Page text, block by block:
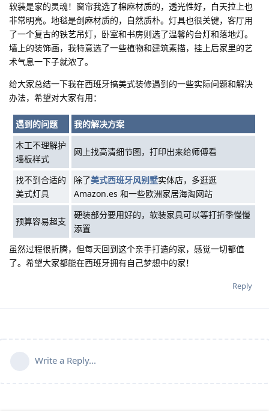
软装是家的灵魂！窗帘我选了棉麻材质的，透光性好，白天拉上也
非常明亮。地毯是剑麻材质的，自然质朴。灯具也很关键，客厅用
了一个复古的铁艺吊灯，卧室和书房则选了温馨的台灯和落地灯。
墙上的装饰画，我特意选了一些植物和建筑素描，挂上后家里的艺
术气息一下子就浓了。
给大家总结一下我在西班牙搞美式装修遇到的一些实际问题和解决
办法，希望对大家有用：
遇到的问题
我的解决方案
木工不理解护
墙板样式
网上找高清细节图，打印出来给师傅看
找不到合适的
美式灯具
除了美式西班牙风别墅实体店，多逛逛
Amazon.es 和一些欧洲家居海淘网站
预算容易超支
硬装部分要用好的，软装家具可以等打折季慢慢
添置
虽然过程很折腾，但每天回到这个亲手打造的家，感觉一切都值
了。希望大家都能在西班牙拥有自己梦想中的家！
Reply
Write a Reply...